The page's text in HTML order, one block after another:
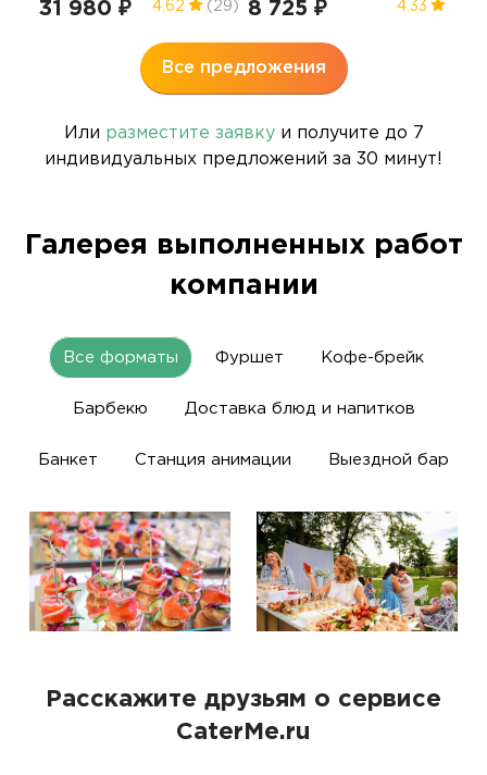
31 980 ₽ 4.62 (29) 8 725 ₽ 4.33
Все предложения
Или разместите заявкуи получите до 7
индивидуальных предложений за 30 минут!
Галерея выполненных работ
компании
Все форматы Фуршет Кофе-брейк
Барбекю Доставка блюд и напитков
Банкет Станция анимации Выездной бар
Расскажите друзьям о сервисе
CaterMe.ru